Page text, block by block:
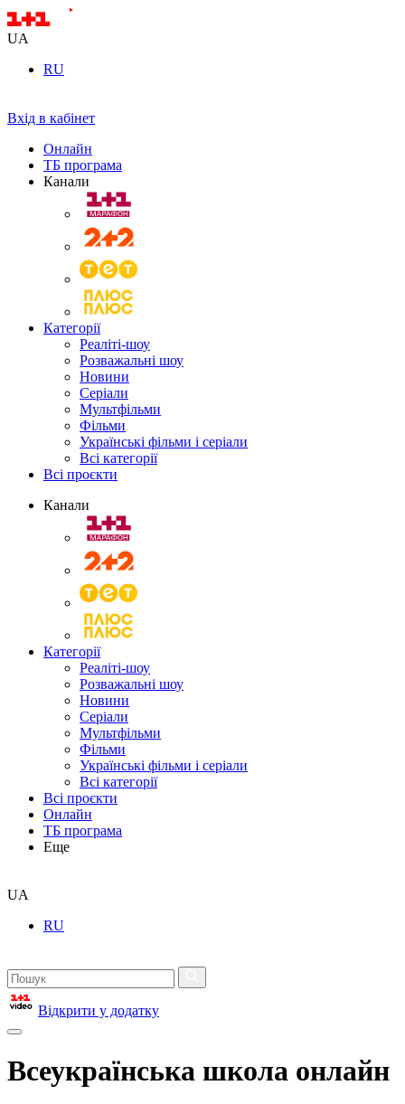
UA
RU
Вхід в кабінет
Онлайн
ТБ програма
Канали
Категорії
Реаліті-шоу
Розважальні шоу
Новини
Серіали
Мультфільми
Фільми
Українські фільми і серіали
Всі категорії
Всі проєкти
Канали
Категорії
Реаліті-шоу
Розважальні шоу
Новини
Серіали
Мультфільми
Фільми
Українські фільми і серіали
Всі категорії
Всі проєкти
Онлайн
ТБ програма
Еще
UA
RU
Відкрити у додатку
Всеукраїнська школа онлайн